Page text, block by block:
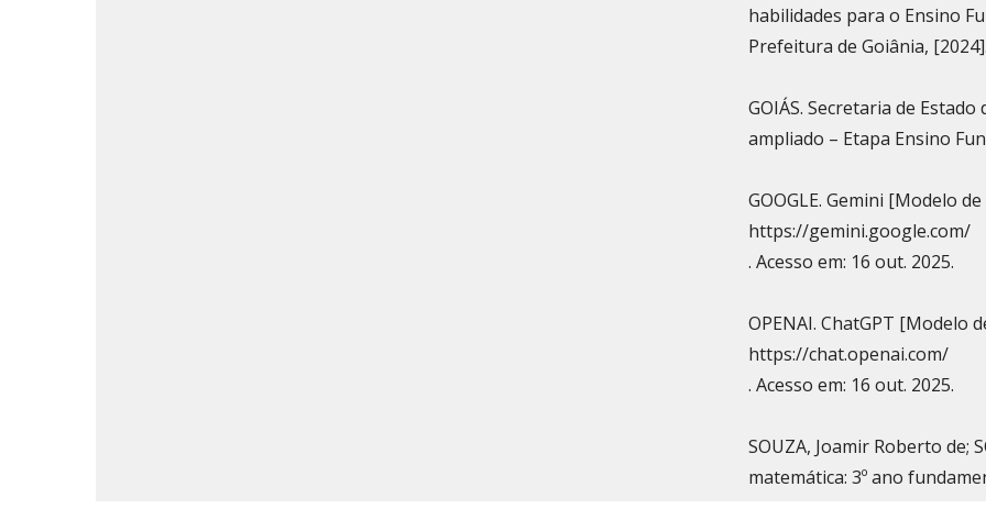
habilidades para o Ensino
Prefeitura de Goiânia,
GOIÁS. Secretaria de
ampliado – Etapa Ensino
GOOGLE. Gemini [Modelo
https://gemini.google.com/
. Acesso em: 16 out. 2025.
OPENAI. ChatGPT [Modelo
https://chat.openai.com/
. Acesso em: 16 out. 2025.
SOUZA, Joamir Roberto de;
matemática: 3º ano